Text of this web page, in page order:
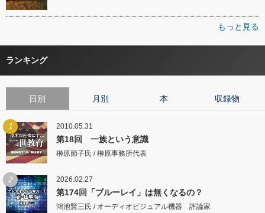
もっと見る
ランキング
日別 月別 本 収録物
1 2010.05.31
第18回 一族という意識
榊原節子氏 / 榊原事務所代表
2 2026.02.27
第174回「ブルーレイ」は無くなるの？
鴻池賢三氏 / オーディオビジュアル機器 評論家